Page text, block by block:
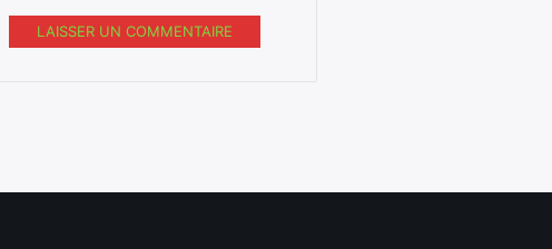
LAISSER UN COMMENTAIRE